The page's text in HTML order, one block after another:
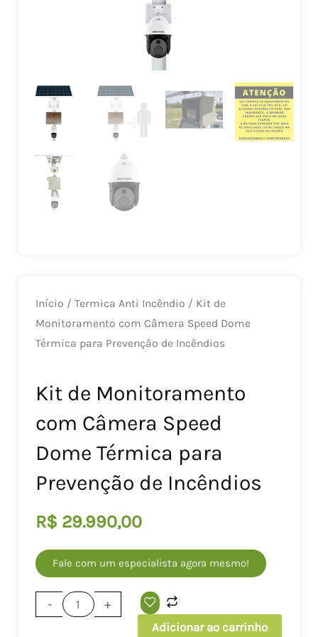
Início / Termica Anti Incêndio / Kit de
Monitoramento com Câmera Speed Dome
Térmica para Prevenção de Incêndios
Kit de Monitoramento
com Câmera Speed
Dome Térmica para
Prevenção de Incêndios
R$ 29.990,00
Fale com um especialista agora mesmo!
-
Kit
de
+
Adicionar ao carrinho